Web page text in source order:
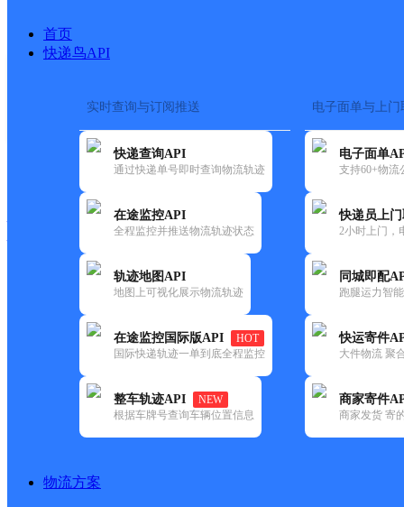
首页
快递鸟API
实时查询与订阅推送
快递查询API
通过快递单号即时查询物流轨迹
在途监控API
全程监控并推送物流轨迹状态
轨迹地图API
地图上可视化展示物流轨迹
在途监控国际版API
HOT
国际快递轨迹一单到底全程监控
整车轨迹API
NEW
根据车牌号查询车辆位置信息
电子面单与上门
电子面单
支持60+物流
快递员上
2小时上门，
同城即配
跑腿运力智
快运寄件
大件物流 聚
商家寄件
商家发货 寄
物流方案
快运大全 快递时效
邮政
茂县飞虹邮政所
更新时间：2021-12-03 00:00:00
所属快递：邮政国内
所属区域：四川省-阿坝藏族羌族自治州-茂县